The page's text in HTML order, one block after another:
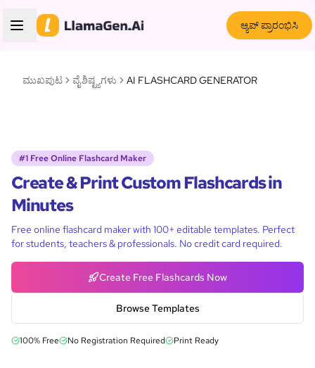
ಆ್ಯಪ್ ಪ್ರಾರಂಭಿಸಿ
ಮುಖಪುಟ ವೈಶಿಷ್ಟ್ಯಗಳು AI FLASHCARD GENERATOR
#1 Free Online Flashcard Maker
Create & Print Custom Flashcards in
Minutes
Free online flashcard maker with 100+ editable templates. Perfect
for students, teachers & professionals. No credit card required.
Create Free Flashcards Now
Browse Templates
100% Free No Registration Required Print Ready